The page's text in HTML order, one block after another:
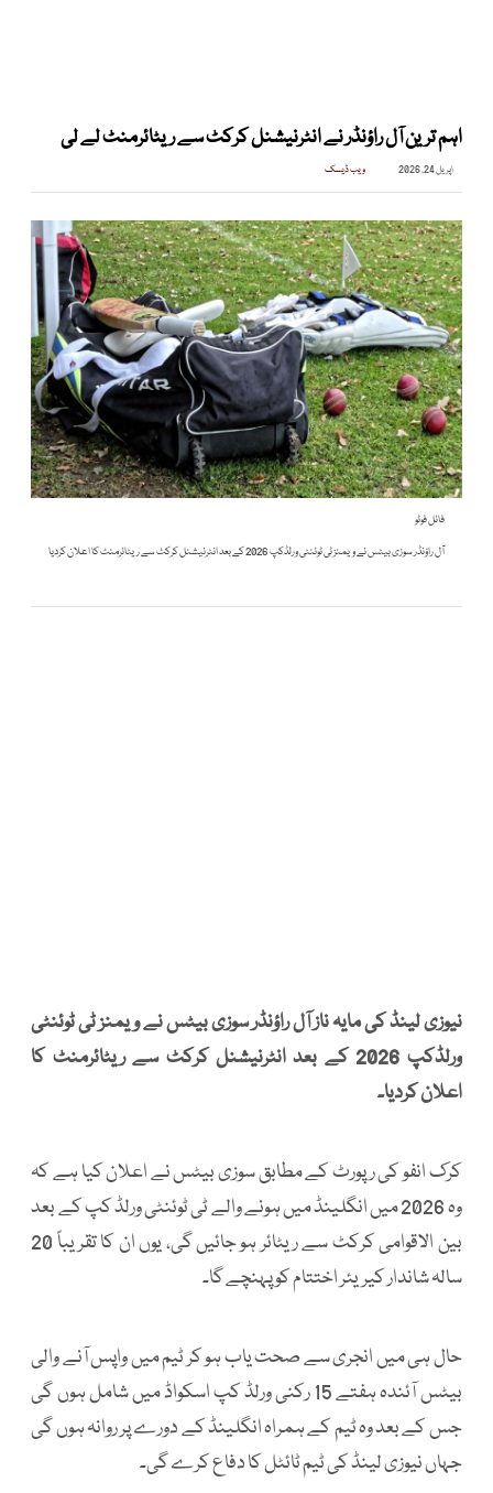
اہم ترین آل راؤنڈر نے انٹرنیشنل کرکٹ سے ریٹائرمنٹ لے لی
اپریل 24, 2026 ویب ڈیسک
فائل فوٹو
آل راؤنڈر سوزی بیٹس نے ویمنز ٹی ٹوئنٹی ورلڈکپ 2026 کے بعد انٹرنیشنل کرکٹ سے ریٹائرمنٹ کا اعلان کردیا
نیوزی لینڈ کی مایہ ناز آل راؤنڈر سوزی بیٹس نے ویمنز ٹی ٹوئنٹی
ورلڈکپ 2026 کے بعد انٹرنیشنل کرکٹ سے ریٹائرمنٹ کا
اعلان کردیا۔
کرک انفو کی رپورٹ کے مطابق سوزی بیٹس نے اعلان کیا ہے کہ
وہ 2026 میں انگلینڈ میں ہونے والے ٹی ٹوئنٹی ورلڈ کپ کے بعد
بین الاقوامی کرکٹ سے ریٹائر ہو جائیں گی، یوں ان کا تقریباً 20
سالہ شاندار کیریئر اختتام کو پہنچے گا۔
حال ہی میں انجری سے صحت یاب ہو کر ٹیم میں واپس آنے والی
بیٹس آئندہ ہفتے 15 رکنی ورلڈ کپ اسکواڈ میں شامل ہوں گی
جس کے بعد وہ ٹیم کے ہمراہ انگلینڈ کے دورے پر روانہ ہوں گی
جہاں نیوزی لینڈ کی ٹیم ٹائٹل کا دفاع کرے گی۔